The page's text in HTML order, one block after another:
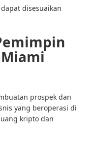
disesuaikan
prospek dan
yang beroperasi di
kripto dan